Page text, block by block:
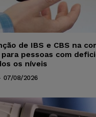
de IBS e CBS na
pessoas com
os níveis
07/08/2026